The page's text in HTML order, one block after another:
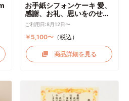
お手紙シフォンケーキ 愛、
感謝、お礼、思いをのせて
直径17cm
ご利用日:8月12日〜
￥5,100〜 （税込）
商品詳細を見る